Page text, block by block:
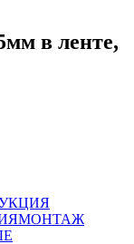
в ленте,
МОНТАЖ